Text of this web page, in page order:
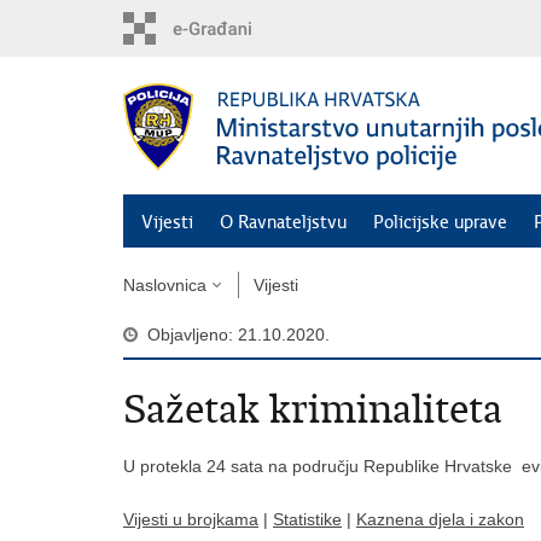
Vijesti O Ravnateljstvu Policijske uprave
Naslovnica Vijesti
Objavljeno: 21.10.2020.
Sažetak kriminaliteta
U protekla 24 sata na području Republike Hrvatske
Vijesti u brojkama | Statistike | Kaznena djela i zakon